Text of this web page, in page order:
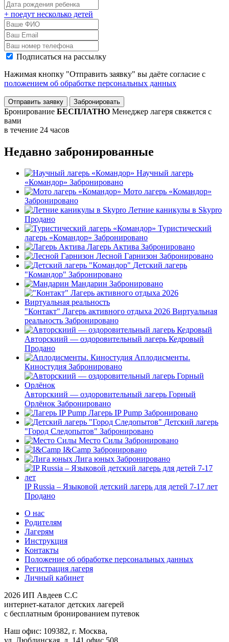
+ поедут несколько детей
Подписаться на рассылку
Нажимая кнопку "Отправить заявку" вы даёте согласие с
положением об обработке персональных данных
Отправить заявку Забронировать
Бронирование БЕСПЛАТНО Менеджер лагеря свяжется с
вами
в течение 24 часов
Недавно забронированные
Научный лагерь
«Командор» Забронировано
Мото лагерь «Командор»
Забронировано
Летние каникулы в Skypro
Продано
Туристический
лагерь «Командор» Забронировано
Лагерь Актива Забронировано
Лесной Гарнизон Забронировано
Детский лагерь
"Командор" Забронировано
Мандарин Забронировано
"Контакт" Лагерь активного отдыха 2026 Виртуальная
реальность Забронировано
Авторскиий — оздоровительный лагерь Кедровый
Продано
Аплодисменты.
Киностудия Забронировано
Авторскиий — оздоровительный лагерь Горный
Орлёнок Забронировано
Лагерь IP Pump Забронировано
Детский лагерь
"Город Следопытов" Забронировано
Место Силы Забронировано
I&Camp Забронировано
Лига юных Забронировано
IP Russia – Языковой детский лагерь для детей 7-17 лет
Продано
О нас
Родителям
Лагерям
Инструкция
Контакты
Положение об обработке персональных данных
Регистрация лагеря
Личный кабинет
2026 ИП Авдеев С.С
интернет-каталог детских лагерей
с бесплатным бронированием путевок
Наш офис: 109382, г. Москва,